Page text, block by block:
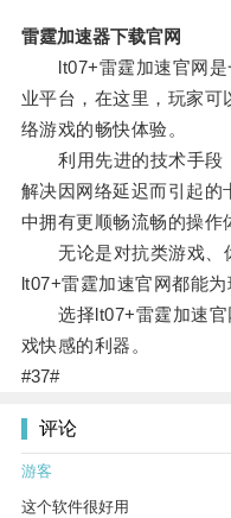
雷霆加速器下载官网
lt07+雷霆加速官网是
业平台，在这里，玩家可
络游戏的畅快体验。
利用先进的技术手段
解决因网络延迟而引起的
中拥有更顺畅流畅的操作
无论是对抗类游戏、
lt07+雷霆加速官网都能
选择lt07+雷霆加速官
戏快感的利器。
#37#
评论
游客
这个软件很好用